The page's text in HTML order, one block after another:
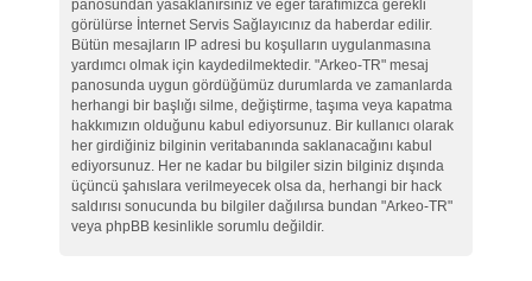
panosundan yasaklanırsınız ve eğer tarafımızca gerekli
görülürse İnternet Servis Sağlayıcınız da haberdar edilir.
Bütün mesajların IP adresi bu koşulların uygulanmasına
yardımcı olmak için kaydedilmektedir. "Arkeo-TR" mesaj
panosunda uygun gördüğümüz durumlarda ve zamanlarda
herhangi bir başlığı silme, değiştirme, taşıma veya kapatma
hakkımızın olduğunu kabul ediyorsunuz. Bir kullanıcı olarak
her girdiğiniz bilginin veritabanında saklanacağını kabul
ediyorsunuz. Her ne kadar bu bilgiler sizin bilginiz dışında
üçüncü şahıslara verilmeyecek olsa da, herhangi bir hack
saldırısı sonucunda bu bilgiler dağılırsa bundan "Arkeo-TR"
veya phpBB kesinlikle sorumlu değildir.